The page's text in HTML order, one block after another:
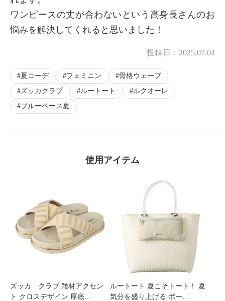
ワンピースの丈が合わないという高身長さんのお
悩みを解決してくれると思いました！
投稿日： 2025.07.04
夏コーデ フェミニン
骨格ウェーブ
ズッカクラブ
ルートート
ルクオーレ
ブルーベース夏
使用アイテム
ズッカ クラブ 雑材アクセン
ト クロスデザイン 厚底…
ルートート 夏こそトート！ 夏
気分を盛り上げる ポー…